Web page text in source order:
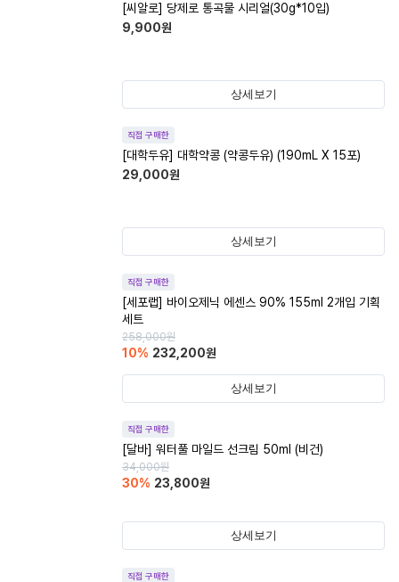
[씨알로] 당제로 통곡물 시리얼(30g*10입)
9,900원
상세보기
직접 구매한
[대학두유] 대학약콩 (약콩두유) (190mL X 15포)
29,000원
상세보기
직접 구매한
[세포랩] 바이오제닉 에센스 90% 155ml 2개입 기획
세트
258,000원
10% 232,200원
상세보기
직접 구매한
[달바] 워터풀 마일드 선크림 50ml (비건)
34,000원
30% 23,800원
상세보기
직접 구매한